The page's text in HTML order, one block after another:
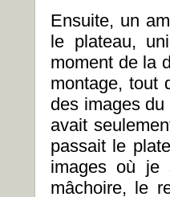
Ensuite, un
le plateau,
moment de la
montage, tout
des images du
avait
passait le
images où je
mâchoire, le